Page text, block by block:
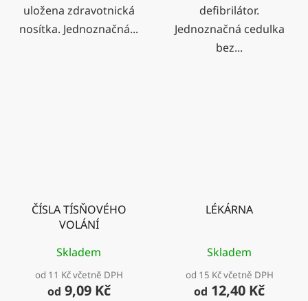
uložena zdravotnická
nosítka. Jednoznačná...
defibrilátor.
Jednoznačná cedulka
bez...
ČÍSLA TÍSŇOVÉHO
VOLÁNÍ
Skladem
od 11 Kč včetně DPH
od 9,09 Kč
LÉKÁRNA
Skladem
od 15 Kč včetně DPH
od 12,40 Kč